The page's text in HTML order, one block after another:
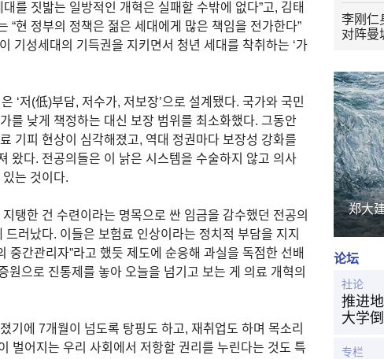
를 짓밟는 일방적인 개혁은 실패할 수밖에 없다”고, 김태
“현 정부의 정책은 젊은 세대에게 많은 책임을 전가한다”
기성세대의 기득권을 지키면서 청년 세대를 착취하는 ‘가
‘저(低)부담, 저수가, 저보장’으로 설계됐다. 국가와 국민
를 낮게 책정하는 대신 보장 범위를 최소화했다. 그동안
기피 현상이 심각해졌고, 역대 정권마다 보장성 강화를
왔다. 전공의들은 이 낡은 시스템을 수술하지 않고 의사
는 것이다.
탱한 건 수련이라는 명목으로 싼 임금을 감수했던 전공의
러났다. 이들은 보험료 인상이라는 정치적 부담을 지지
중간관리자”라고 했듯 제도에 순응해 과실을 독점한 선배
원으로 진통제를 놓아 오늘을 넘기고 보는 게 의료 개혁의
기에 7개월이 넘도록 탕핑도 하고, 재취업도 하며 목소리
벌어지는 우리 사회에서 저항할 권리를 누린다는 것도 특
李刚仁
对阵曼
郑大
论坛
社论
推进
大学
专栏